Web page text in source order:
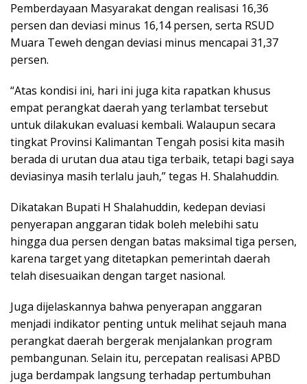
Pemberdayaan Masyarakat dengan realisasi 16,36
persen dan deviasi minus 16,14 persen, serta RSUD
Muara Teweh dengan deviasi minus mencapai 31,37
persen.
“Atas kondisi ini, hari ini juga kita rapatkan khusus
empat perangkat daerah yang terlambat tersebut
untuk dilakukan evaluasi kembali. Walaupun secara
tingkat Provinsi Kalimantan Tengah posisi kita masih
berada di urutan dua atau tiga terbaik, tetapi bagi saya
deviasinya masih terlalu jauh,” tegas H. Shalahuddin.
Dikatakan Bupati H Shalahuddin, kedepan deviasi
penyerapan anggaran tidak boleh melebihi satu
hingga dua persen dengan batas maksimal tiga persen,
karena target yang ditetapkan pemerintah daerah
telah disesuaikan dengan target nasional.
Juga dijelaskannya bahwa penyerapan anggaran
menjadi indikator penting untuk melihat sejauh mana
perangkat daerah bergerak menjalankan program
pembangunan. Selain itu, percepatan realisasi APBD
juga berdampak langsung terhadap pertumbuhan